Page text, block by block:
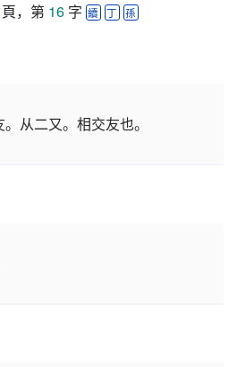
頁，第 16 字 續 丁 孫
从二又。相交友也。